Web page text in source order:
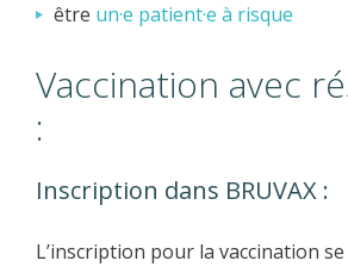
être un·e patient·e à risque
Vaccination avec
:
Inscription dans BRUVAX :
L’inscription pour la vaccination